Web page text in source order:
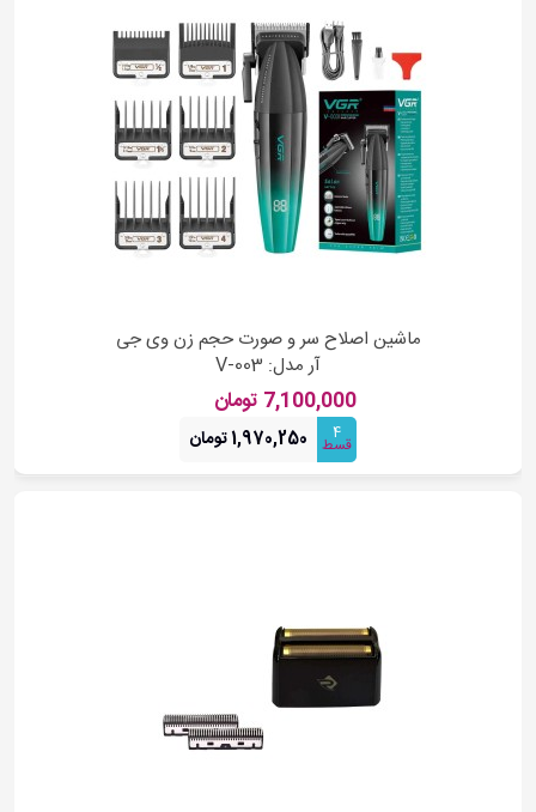
ماشین اصلاح سر و صورت حجم زن وی جی
آر مدل: V-003
7,100,000 تومان
4
قسط 1,970,250 تومان